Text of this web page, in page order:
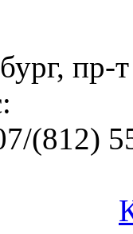
пр-
(812)